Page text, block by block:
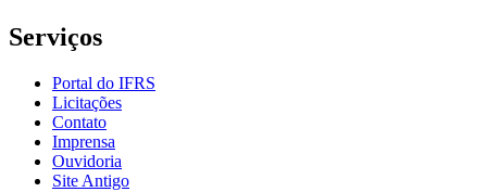
Serviços
Portal do IFRS
Licitações
Contato
Imprensa
Ouvidoria
Site Antigo